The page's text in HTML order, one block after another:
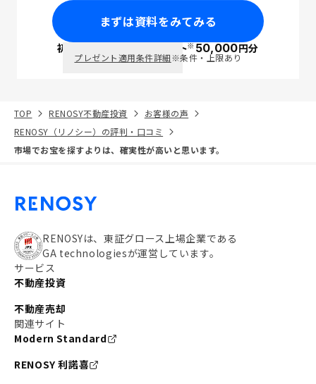
まずは資料をみてみる
初回面談で ポイント※50,000円分
プレゼント適用条件詳細※条件・上限あり
TOP RENOSY不動産投資
お客様の声
RENOSY（リノシー）の評判・口コミ
市場でお宝を探すよりは、確実性が高いと思います。
RENOSYは、東証グロース上場企業である
GA technologiesが運営しています。
サービス
不動産投資
不動産売却
関連サイト
Modern Standard
RENOSY 利諾喜